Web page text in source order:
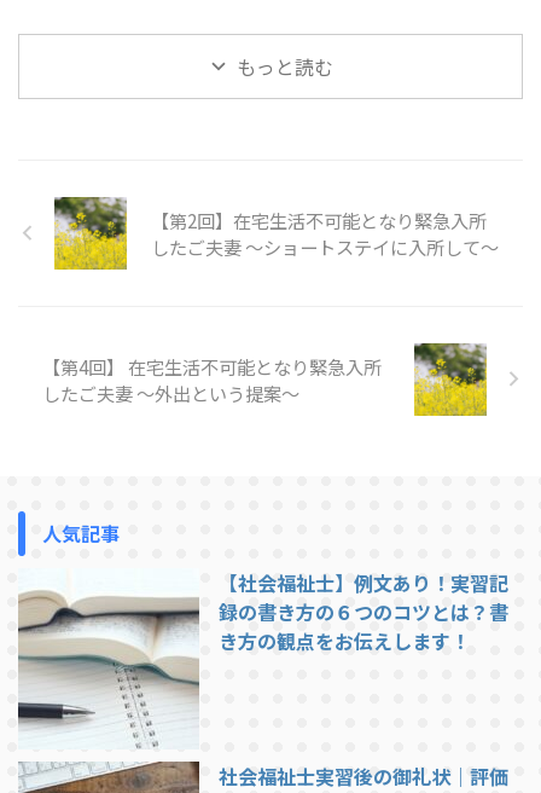
として働いた実際の事例を紹介し
ています。 読めば専門職の介護
たい事例です。 Kindle Unlimited
で無料で読めるように登録してお
ります。 2.特養へ入所後、ADLが
向上したYさん より抜粋 病院か
お ...
もっと読む
【第2回】在宅生活不可能となり緊急入所
したご夫妻 ～ショートステイに入所して～
【第4回】 在宅生活不可能となり緊急入所
したご夫妻 ～外出という提案～
人気記事
【社会福祉士】例文あり！実習記
録の書き方の６つのコツとは？書
き方の観点をお伝えします！
社会福祉士実習後の御礼状｜評価